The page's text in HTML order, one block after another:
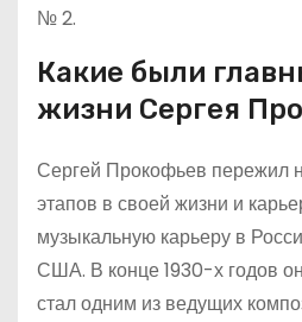
№ 2.
Какие были
жизни Сергея
Сергей Прокофьев пережил
этапов в своей жизни и
музыкальную карьеру в
США. В конце 1930-х годов
стал одним из ведущих